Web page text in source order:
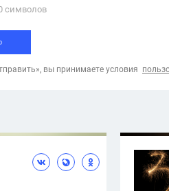
cимволов
вы принимаете условия